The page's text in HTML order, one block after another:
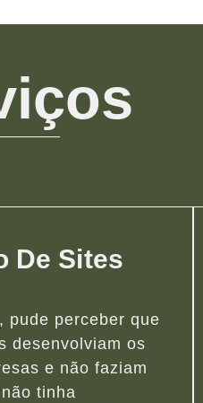
De Sites
pude perceber que
desenvolviam os
e não faziam
tinha